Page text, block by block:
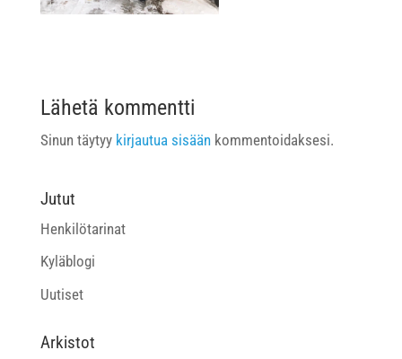
Lähetä kommentti
Sinun täytyy kirjautua sisäänkommentoidaksesi.
Jutut
Henkilötarinat
Kyläblogi
Uutiset
Arkistot